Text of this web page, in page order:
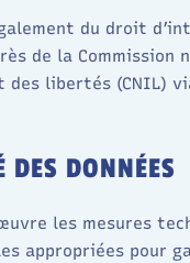
du droit
de la Commission
des libertés (CNIL)
DES DONNÉES
œuvre les mesures
appropriées pour